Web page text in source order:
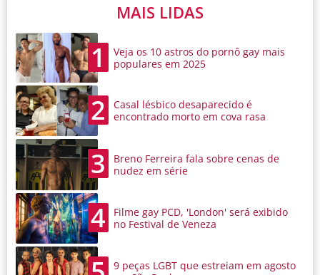
MAIS LIDAS
1
Veja os 10 astros do pornô gay mais
populares em 2025
2
Casal lésbico desaparecido é
encontrado morto em cova rasa
3
Breno Ferreira fala sobre cenas de
nudez em série
4
Filme gay PCD, 'London' será exibido
no Festival de Veneza
9 peças LGBT que estreiam em agosto